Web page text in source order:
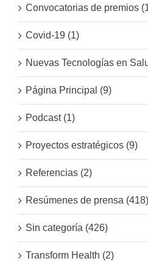
Convocatorias de premios
Covid-19 (1)
Nuevas Tecnologías en
Página Principal (9)
Podcast (1)
Proyectos estratégicos (9)
Referencias (2)
Resúmenes de prensa (418)
Sin categoría (426)
Transform Health (2)